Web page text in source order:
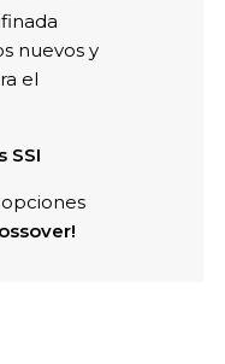
nuevos y
el
SSI